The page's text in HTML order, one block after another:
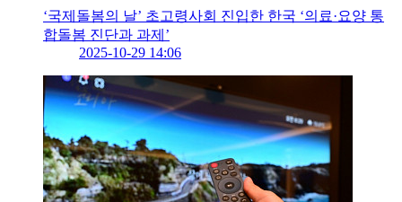
‘국제돌봄의 날’ 초고령사회 진입한 한국 ‘의료·요양 통
합돌봄 진단과 과제’
2025-10-29 14:06